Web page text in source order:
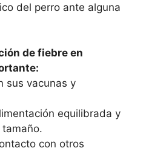
del perro ante alguna
de fiebre en
sus vacunas y
equilibrada y
con otros